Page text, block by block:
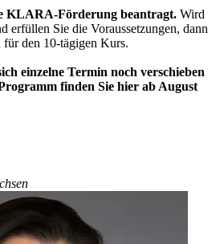
KLARA-Förderung beantragt. Wird
erfüllen Sie die Voraussetzungen, dann
den 10-tägigen Kurs.
einzelne Termin noch verschieben
finden Sie hier ab August